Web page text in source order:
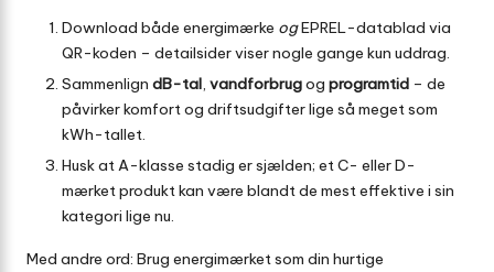
Download både energimærke ogEPREL-datablad via
QR-koden – detail­sider viser nogle gange kun uddrag.
Sammenlign dB-tal, vandforbrugog programtid – de
påvirker komfort og driftsudgifter lige så meget som
kWh-tallet.
Husk at A-klasse stadig er sjælden; et C- eller D-
mærket produkt kan være blandt de mest effektive i sin
kategori lige nu.
Med andre ord: Brug energimærket som din hurtige